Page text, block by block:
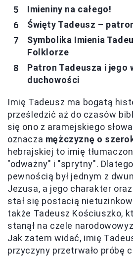
Imieniny na całego!
Święty Tadeusz –
Symbolika Imienia
Folklorze
Patron Tadeusza i jego
duchowości
Imię Tadeusz ma bogatą
prześledzić aż do czasów
się ono z aramejskiego
oznacza mężczyznę o
hebrajskiej to imię
"odważny" i "sprytny".
pewnością był jednym z
Jezusa, a jego charakter
stał się postacią
także Tadeusz Kościuszko,
stanął na czele
Jak zatem widać, imię
przyczyny przetrwało próbę